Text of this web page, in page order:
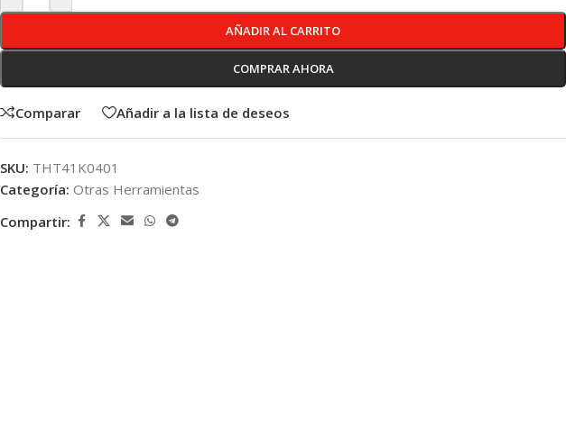
AÑADIR AL CARRITO
COMPRAR AHORA
Comparar Añadir a la lista de deseos
SKU: THT41K0401
Categoría: Otras Herramientas
Compartir: